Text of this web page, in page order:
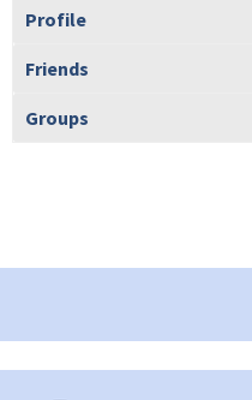
Profile
Friends
Groups